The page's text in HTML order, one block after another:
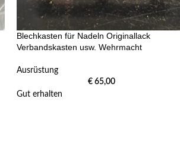
Blechkasten für Nadeln Originallack
Verbandskasten usw. Wehrmacht
Ausrüstung
€65,00
Gut erhalten